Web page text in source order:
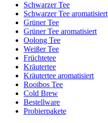
Schwarzer Tee
Schwarzer Tee aromatisiert
Grüner Tee
Grüner Tee aromatisiert
Oolong Tee
Weißer Tee
Früchtetee
Kräutertee
Kräutertee aromatisiert
Rooibos Tee
Cold Brew
Bestellware
Probierpakete